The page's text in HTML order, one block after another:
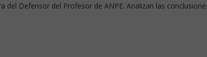
del Defensor del Profesor de ANPE. Analizan las